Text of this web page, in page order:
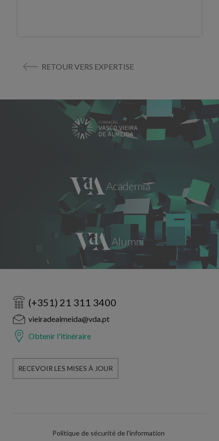
RETOUR VERS EXPERTISE
(+351) 21 311 3400
vieiradealmeida@vda.pt
Obtenir l'itinéraire
RECEVOIR LES MISES À JOUR
Politique de sécurité de l'information